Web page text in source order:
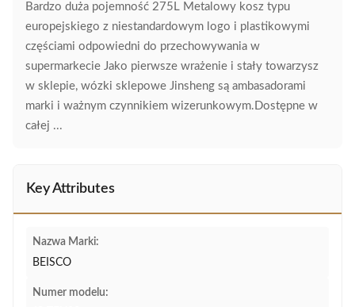
Bardzo duża pojemność 275L Metalowy kosz typu
europejskiego z niestandardowym logo i plastikowymi
częściami odpowiedni do przechowywania w
supermarkecie Jako pierwsze wrażenie i stały towarzysz
w sklepie, wózki sklepowe Jinsheng są ambasadorami
marki i ważnym czynnikiem wizerunkowym.Dostępne w
całej ...
Key Attributes
Nazwa Marki:
BEISCO
Numer modelu: